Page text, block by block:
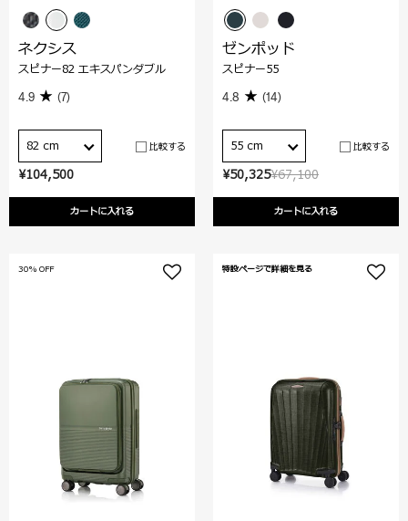
¥104,500
カートに入れる
ネクシス
スピナー82 エキスパンダブル
4.9 (7)
82 cm 比較する
¥67,100
¥50,325
カートに入れる
ゼンポッド
スピナー55
4.8 (14)
55 cm 比較する
30% OFF 特設ページで詳細を見る